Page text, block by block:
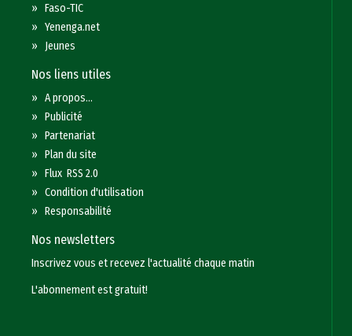
»Faso-TIC
»Yenenga.net
» Jeunes
Nos liens utiles
»A propos...
»Publicité
»Partenariat
»Plan du site
»Flux RSS 2.0
»Condition d'utilisation
»Responsabilité
Nos newsletters
Inscrivez vous et recevez l'actualité chaque matin
L'abonnement est gratuit!